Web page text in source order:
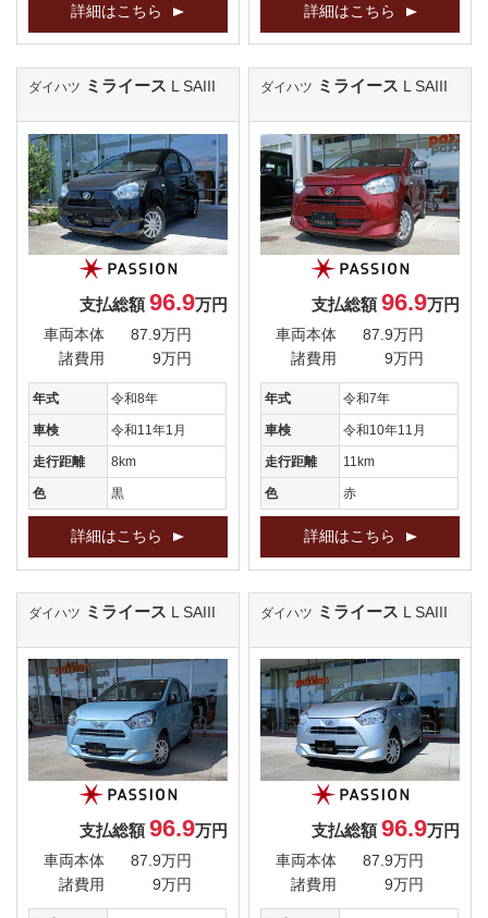
詳細はこちら 詳細はこちら
ダイハツ ミライース L SAIII
支払総額96.9万円
車両本体
87.9万円
諸費用
9万円
年式 令和8年
車検 令和11年1月
走行距離 8km
色 黒
詳細はこちら
ダイハツ ミライース L SAIII
支払総額96.9万円
車両本体
87.9万円
諸費用
9万円
年式 令和7年
車検 令和10年11月
走行距離 11km
色 赤
詳細はこちら
ダイハツ ミライース L SAIII
支払総額96.9万円
車両本体
87.9万円
諸費用
9万円
ダイハツ ミライース L SAIII
支払総額96.9万円
車両本体
87.9万円
諸費用
9万円